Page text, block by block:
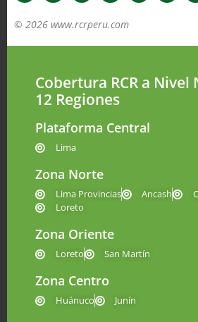
© 2026 www.rcrperu.com
Cobertura RCR a Nivel
12 Regiones
Plataforma Central
Lima
Zona Norte
Lima Provincias Ancash
Loreto
Zona Oriente
Loreto San Martín
Zona Centro
Huánuco Junín